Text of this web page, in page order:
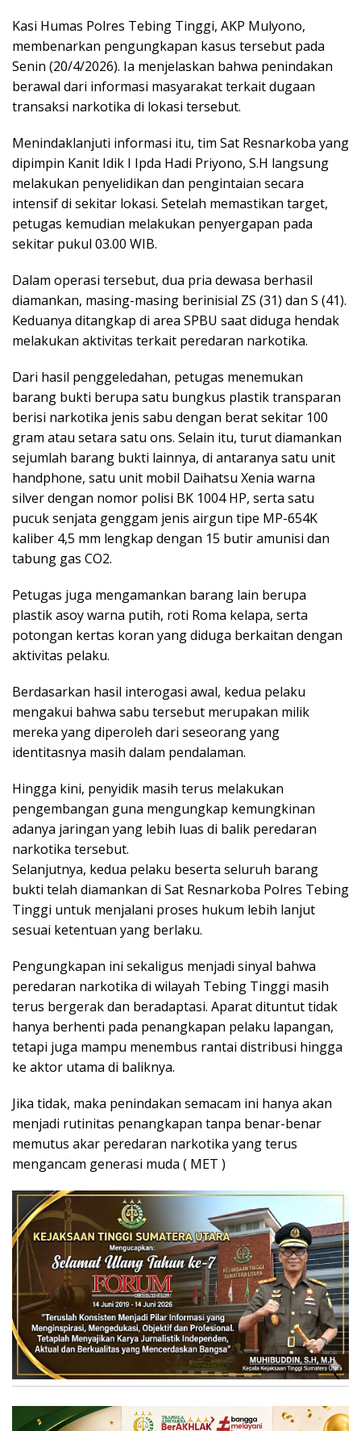
Kasi Humas Polres Tebing Tinggi, AKP Mulyono,
membenarkan pengungkapan kasus tersebut pada
Senin (20/4/2026). Ia menjelaskan bahwa penindakan
berawal dari informasi masyarakat terkait dugaan
transaksi narkotika di lokasi tersebut.
Menindaklanjuti informasi itu, tim Sat Resnarkoba yang
dipimpin Kanit Idik I Ipda Hadi Priyono, S.H langsung
melakukan penyelidikan dan pengintaian secara
intensif di sekitar lokasi. Setelah memastikan target,
petugas kemudian melakukan penyergapan pada
sekitar pukul 03.00 WIB.
Dalam operasi tersebut, dua pria dewasa berhasil
diamankan, masing-masing berinisial ZS (31) dan S (41).
Keduanya ditangkap di area SPBU saat diduga hendak
melakukan aktivitas terkait peredaran narkotika.
Dari hasil penggeledahan, petugas menemukan
barang bukti berupa satu bungkus plastik transparan
berisi narkotika jenis sabu dengan berat sekitar 100
gram atau setara satu ons. Selain itu, turut diamankan
sejumlah barang bukti lainnya, di antaranya satu unit
handphone, satu unit mobil Daihatsu Xenia warna
silver dengan nomor polisi BK 1004 HP, serta satu
pucuk senjata genggam jenis airgun tipe MP-654K
kaliber 4,5 mm lengkap dengan 15 butir amunisi dan
tabung gas CO2.
Petugas juga mengamankan barang lain berupa
plastik asoy warna putih, roti Roma kelapa, serta
potongan kertas koran yang diduga berkaitan dengan
aktivitas pelaku.
Berdasarkan hasil interogasi awal, kedua pelaku
mengakui bahwa sabu tersebut merupakan milik
mereka yang diperoleh dari seseorang yang
identitasnya masih dalam pendalaman.
Hingga kini, penyidik masih terus melakukan
pengembangan guna mengungkap kemungkinan
adanya jaringan yang lebih luas di balik peredaran
narkotika tersebut.
Selanjutnya, kedua pelaku beserta seluruh barang
bukti telah diamankan di Sat Resnarkoba Polres Tebing
Tinggi untuk menjalani proses hukum lebih lanjut
sesuai ketentuan yang berlaku.
Pengungkapan ini sekaligus menjadi sinyal bahwa
peredaran narkotika di wilayah Tebing Tinggi masih
terus bergerak dan beradaptasi. Aparat dituntut tidak
hanya berhenti pada penangkapan pelaku lapangan,
tetapi juga mampu menembus rantai distribusi hingga
ke aktor utama di baliknya.
Jika tidak, maka penindakan semacam ini hanya akan
menjadi rutinitas penangkapan tanpa benar-benar
memutus akar peredaran narkotika yang terus
mengancam generasi muda ( MET )